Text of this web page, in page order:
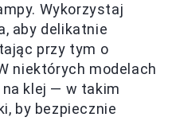
Wykorzystaj
aby delikatnie
przy tym o
niektórych modelach
klej — w takim
by bezpiecznie